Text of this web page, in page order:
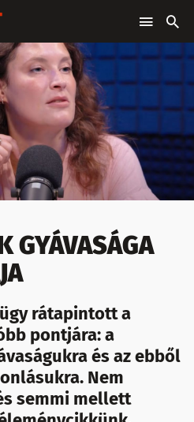
GYÁVASÁGA
rátapintott a
pontjára: a
és az ebből
Nem
semmi mellett